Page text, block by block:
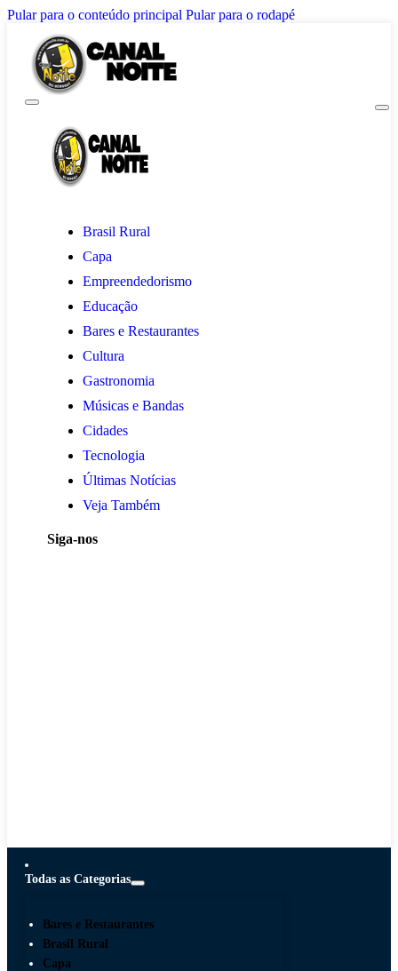
Pular para o conteúdo principal Pular para o rodapé
Brasil Rural
Capa
Empreendedorismo
Educação
Bares e Restaurantes
Cultura
Gastronomia
Músicas e Bandas
Cidades
Tecnologia
Últimas Notícias
Veja Também
Siga-nos
Todas as Categorias
Bares e Restaurantes
Brasil Rural
Capa